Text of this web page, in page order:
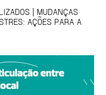
| MUDANÇAS
AÇÕES PARA A